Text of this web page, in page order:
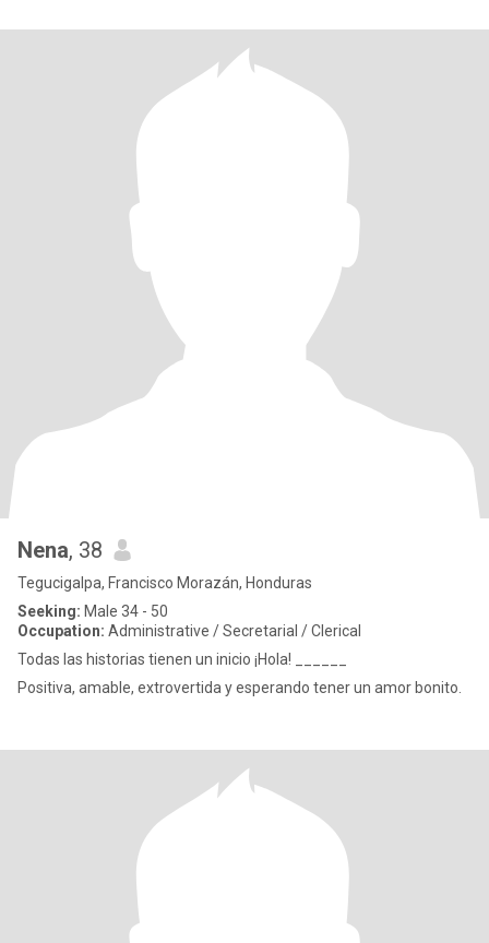
Nena, 38
Tegucigalpa, Francisco Morazán, Honduras
Seeking: Male 34 - 50
Occupation: Administrative / Secretarial / Clerical
Todas las historias tienen un inicio ¡Hola! ______
Positiva, amable, extrovertida y esperando tener un amor bonito.